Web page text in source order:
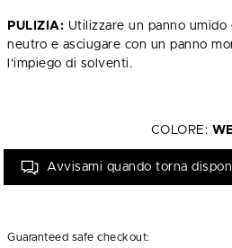
PULIZIA: Utilizzare un panno
neutro e asciugare con un panno
l’impiego di solventi.
COLORE:
Avvisami quando torna
Guaranteed safe checkout: